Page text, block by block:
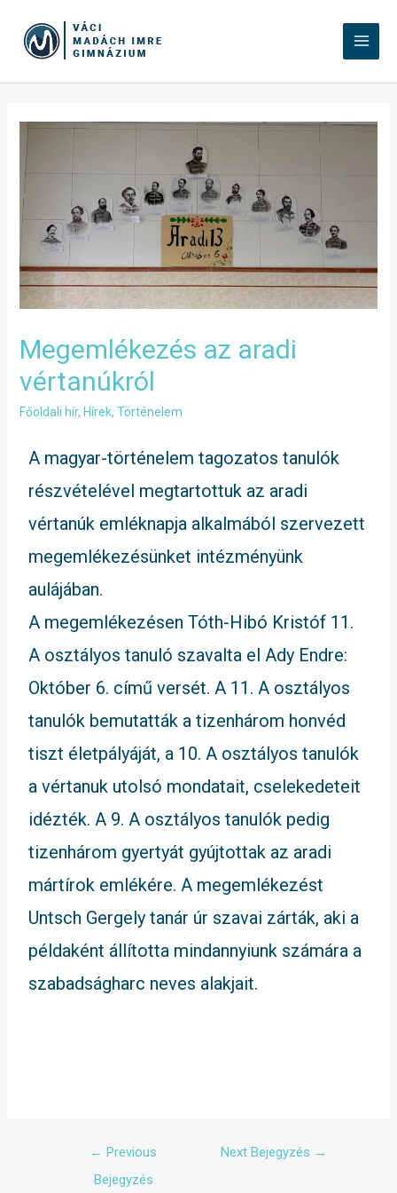
Megemlékezés az aradi
vértanúkról
Főoldali hír, Hírek, Történelem
A magyar-történelem tagozatos tanulók
részvételével megtartottuk az aradi
vértanúk emléknapja alkalmából szervezett
megemlékezésünket intézményünk
aulájában.
A megemlékezésen Tóth-Hibó Kristóf 11.
A osztályos tanuló szavalta el Ady Endre:
Október 6. című versét. A 11. A osztályos
tanulók bemutatták a tizenhárom honvéd
tiszt életpályáját, a 10. A osztályos tanulók
a vértanuk utolsó mondatait, cselekedeteit
idézték. A 9. A osztályos tanulók pedig
tizenhárom gyertyát gyújtottak az aradi
mártírok emlékére. A megemlékezést
Untsch Gergely tanár úr szavai zárták, aki a
példaként állította mindannyiunk számára a
szabadságharc neves alakjait.
← Previous
Bejegyzés
Next Bejegyzés →